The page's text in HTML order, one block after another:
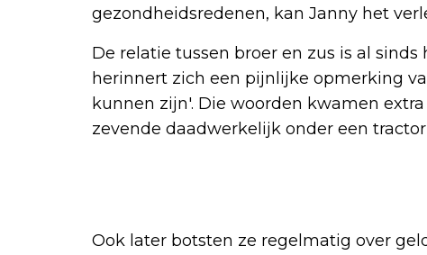
gezondheidsredenen, kan Janny het
De relatie tussen broer en zus is al
herinnert zich een pijnlijke opmerking
kunnen zijn'. Die woorden kwamen
zevende daadwerkelijk onder een
Ook later botsten ze regelmatig over